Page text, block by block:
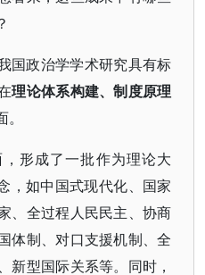
国政治学学术研究具有标
理论体系构建、制度原理
。
形成了一批作为理论大
，如中国式现代化、国家
、全过程人民民主、协商
体制、对口支援机制、全
新型国际关系等。同时，